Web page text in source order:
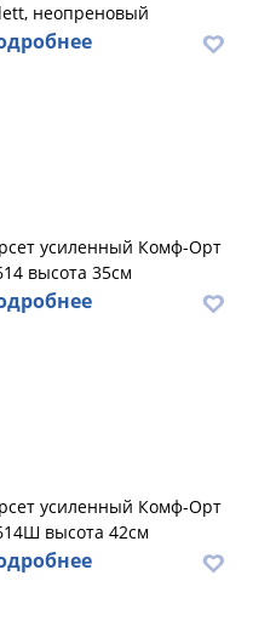
неопреновый
усиленный Комф-Орт
высота 35см
усиленный Комф-Орт
высота 42см